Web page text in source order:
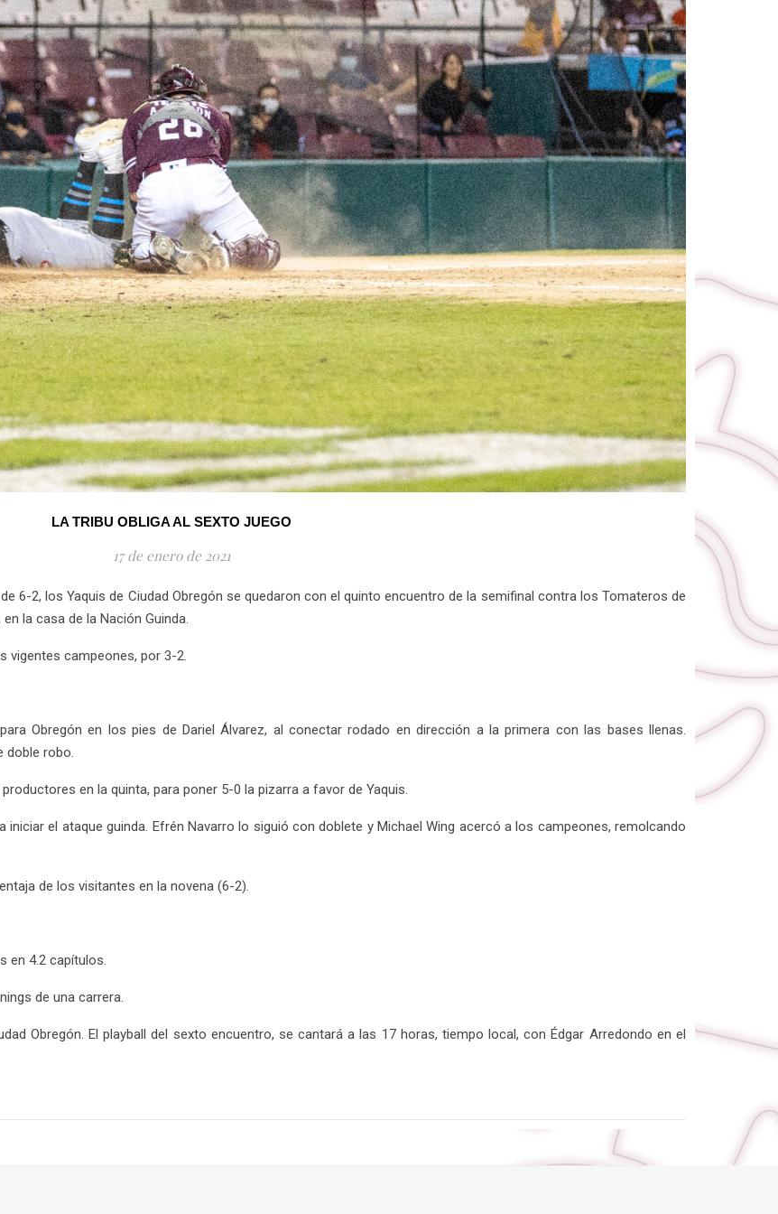
LA TRIBU OBLIGA AL SEXTO JUEGO
17 de enero de 2021
6-2, los Yaquis de Ciudad Obregón se quedaron con el quinto encuentro de la semifinal contra los Tomateros de
la casa de la Nación Guinda.
vigentes campeones, por 3-2.
Obregón en los pies de Dariel Álvarez, al conectar rodado en dirección a la primera con las bases llenas.
doble robo.
en la quinta, para poner 5-0 la pizarra a favor de Yaquis.
el ataque guinda. Efrén Navarro lo siguió con doblete y Michael Wing acercó a los campeones, remolcando
de los visitantes en la novena (6-2).
en 4.2 capítulos.
de una carrera.
Obregón. El playball del sexto encuentro, se cantará a las 17 horas, tiempo local, con Édgar Arredondo en el